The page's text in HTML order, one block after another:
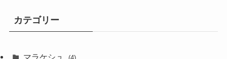
カテゴリー
マラケシュ